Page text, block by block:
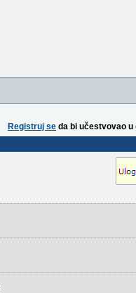
Registruj se da bi učestvovao u